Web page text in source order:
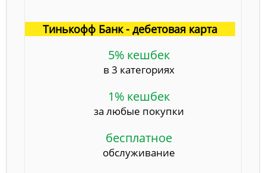
Тинькофф Банк - дебетовая карта
5% кешбек
в 3 категориях
1% кешбек
за любые покупки
бесплатное
обслуживание